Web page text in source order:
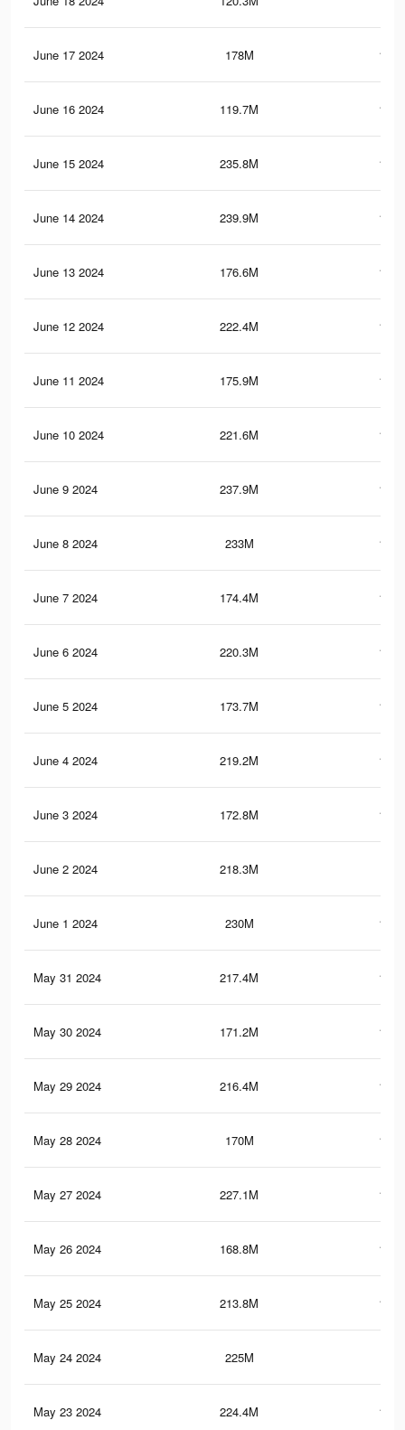
June 17 2024 178M
June 16 2024 119.7M
June 15 2024 235.8M
June 14 2024 239.9M
June 13 2024 176.6M
June 12 2024 222.4M
June 11 2024 175.9M
June 10 2024 221.6M
June 9 2024 237.9M
June 8 2024 233M
June 7 2024 174.4M
June 6 2024 220.3M
June 5 2024 173.7M
June 4 2024 219.2M
June 3 2024 172.8M
June 2 2024 218.3M
June 1 2024 230M
May 31 2024 217.4M
May 30 2024 171.2M
May 29 2024 216.4M
May 28 2024 170M
May 27 2024 227.1M
May 26 2024 168.8M
May 25 2024 213.8M
May 24 2024 225M
May 23 2024 224.4M